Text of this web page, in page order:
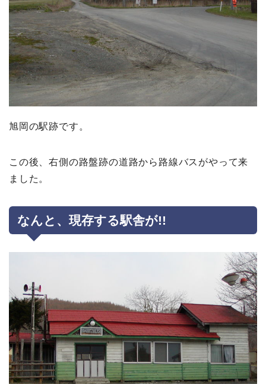
旭岡の駅跡です。
この後、右側の路盤跡の道路から路線バスがやって来
ました。
なんと、現存する駅舎が!!